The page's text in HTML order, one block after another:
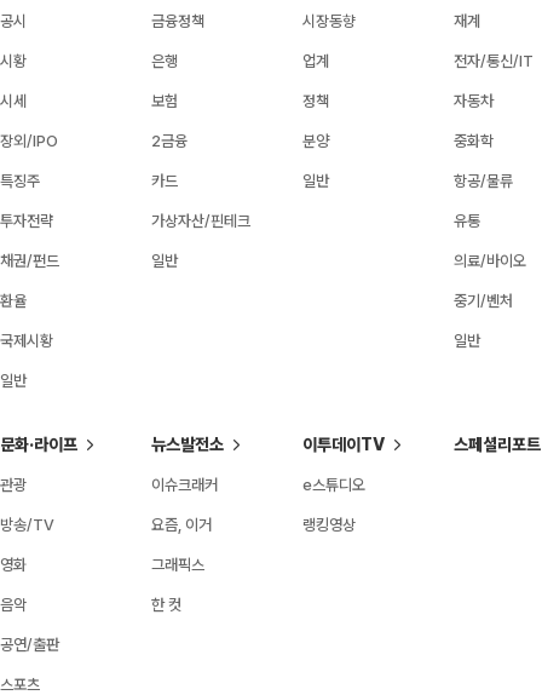
공시
시황
시세
장외/IPO
특징주
투자전략
채권/펀드
환율
국제시황
일반
금융정책
은행
보험
2금융
카드
가상자산/핀테크
일반
시장동향
업계
정책
분양
일반
재계
전자/통신/IT
자동차
중화학
항공/물류
유통
의료/바이오
중기/벤처
일반
문화·라이프
관광
방송/TV
영화
음악
공연/출판
스포츠
뉴스발전소
이슈크래커
요즘, 이거
그래픽스
한 컷
이투데이TV
e스튜디오
랭킹영상
스페셜리포트